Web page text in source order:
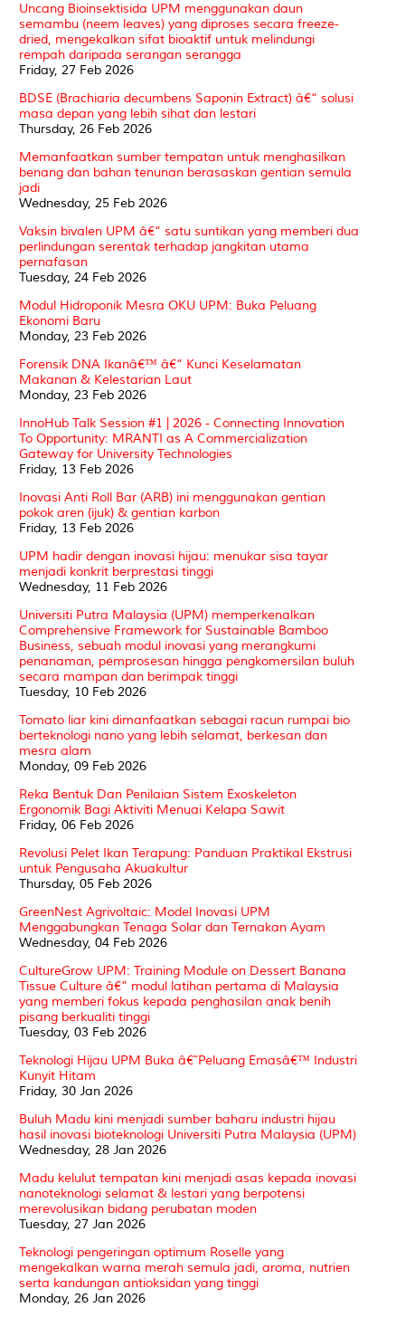
Uncang Bioinsektisida UPM menggunakan daun
semambu (neem leaves) yang diproses secara freeze-
dried, mengekalkan sifat bioaktif untuk melindungi
rempah daripada serangan serangga
Friday, 27 Feb 2026
BDSE (Brachiaria decumbens Saponin Extract) â€“ solusi
masa depan yang lebih sihat dan lestari
Thursday, 26 Feb 2026
Memanfaatkan sumber tempatan untuk menghasilkan
benang dan bahan tenunan berasaskan gentian semula
jadi
Wednesday, 25 Feb 2026
Vaksin bivalen UPM â€“ satu suntikan yang memberi dua
perlindungan serentak terhadap jangkitan utama
pernafasan
Tuesday, 24 Feb 2026
Modul Hidroponik Mesra OKU UPM: Buka Peluang
Ekonomi Baru
Monday, 23 Feb 2026
Forensik DNA Ikanâ€™ â€“ Kunci Keselamatan
Makanan & Kelestarian Laut
Monday, 23 Feb 2026
InnoHub Talk Session #1 | 2026 - Connecting Innovation
To Opportunity: MRANTI as A Commercialization
Gateway for University Technologies
Friday, 13 Feb 2026
Inovasi Anti Roll Bar (ARB) ini menggunakan gentian
pokok aren (ijuk) & gentian karbon
Friday, 13 Feb 2026
UPM hadir dengan inovasi hijau: menukar sisa tayar
menjadi konkrit berprestasi tinggi
Wednesday, 11 Feb 2026
Universiti Putra Malaysia (UPM) memperkenalkan
Comprehensive Framework for Sustainable Bamboo
Business, sebuah modul inovasi yang merangkumi
penanaman, pemprosesan hingga pengkomersilan buluh
secara mampan dan berimpak tinggi
Tuesday, 10 Feb 2026
Tomato liar kini dimanfaatkan sebagai racun rumpai bio
berteknologi nano yang lebih selamat, berkesan dan
mesra alam
Monday, 09 Feb 2026
Reka Bentuk Dan Penilaian Sistem Exoskeleton
Ergonomik Bagi Aktiviti Menuai Kelapa Sawit
Friday, 06 Feb 2026
Revolusi Pelet Ikan Terapung: Panduan Praktikal Ekstrusi
untuk Pengusaha Akuakultur
Thursday, 05 Feb 2026
GreenNest Agrivoltaic: Model Inovasi UPM
Menggabungkan Tenaga Solar dan Ternakan Ayam
Wednesday, 04 Feb 2026
CultureGrow UPM: Training Module on Dessert Banana
Tissue Culture â€” modul latihan pertama di Malaysia
yang memberi fokus kepada penghasilan anak benih
pisang berkualiti tinggi
Tuesday, 03 Feb 2026
Teknologi Hijau UPM Buka â€˜Peluang Emasâ€™ Industri
Kunyit Hitam
Friday, 30 Jan 2026
Buluh Madu kini menjadi sumber baharu industri hijau
hasil inovasi bioteknologi Universiti Putra Malaysia (UPM)
Wednesday, 28 Jan 2026
Madu kelulut tempatan kini menjadi asas kepada inovasi
nanoteknologi selamat & lestari yang berpotensi
merevolusikan bidang perubatan moden
Tuesday, 27 Jan 2026
Teknologi pengeringan optimum Roselle yang
mengekalkan warna merah semula jadi, aroma, nutrien
serta kandungan antioksidan yang tinggi
Monday, 26 Jan 2026